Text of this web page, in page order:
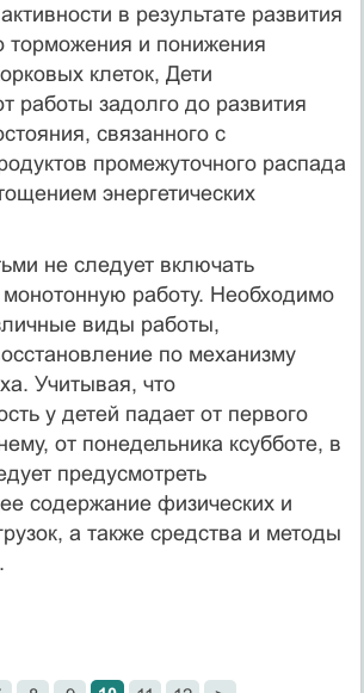
в результате развития
торможения и понижения
клеток, Дети
работы задолго до развития
связанного с
промежуточного распада
энергетических
не следует включать
работу. Необходимо
виды работы,
по механизму
Учитывая, что
у детей падает от первого
от понедельника ксубботе, в
предусмотреть
содержание физических и
а также средства и методы